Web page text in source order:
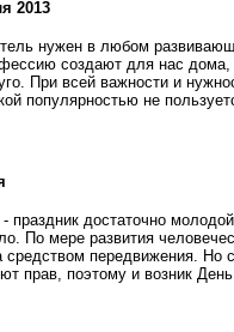
2013
нужен в любом
создают для нас
При всей важности и
популярностью не
праздник достаточно
По мере развития
средством передвижения. Но
прав, поэтому и возник